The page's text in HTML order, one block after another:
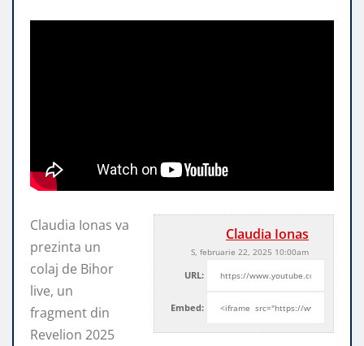
Claudia Ionas
S, februarie 22, 2025 10:00am
URL:
Embed:
Claudia Ionas va
prezinta un
colaj de Bihor
live, un
fragment din
Revelion 2025